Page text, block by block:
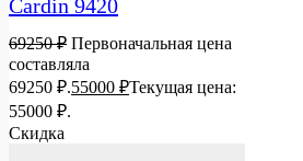
Cardin 9420
69250₽ Первоначальная цена
составляла
69250 ₽.55000 ₽Текущая цена:
55000 ₽.
Скидка